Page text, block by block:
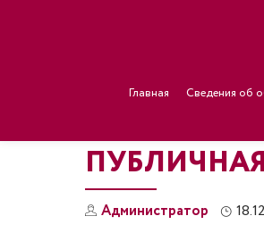
Главная Сведения об
Администратор